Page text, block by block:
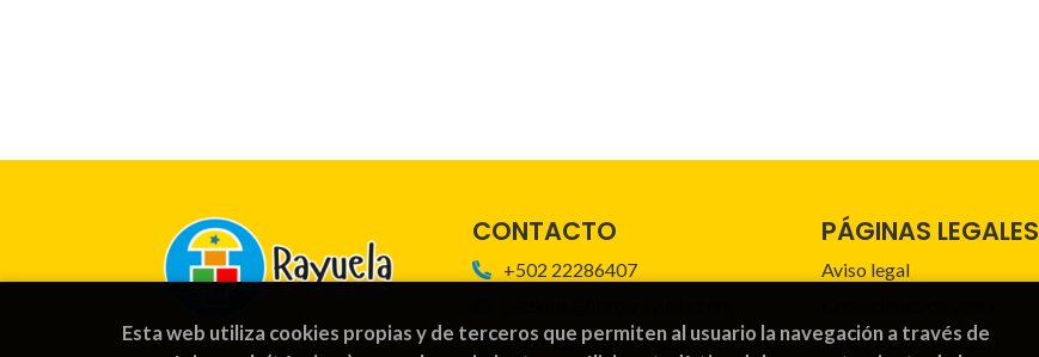
CONTACTO
+502 22286407
Formulario de contacto
PÁGINAS LEGALES
Aviso legal
Política de privacidad
Esta web utiliza cookies propias y de terceros que permiten al usuario la navegación a través de